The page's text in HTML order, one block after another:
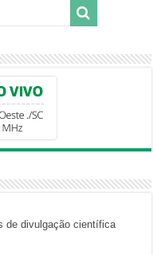
de divulgação científica